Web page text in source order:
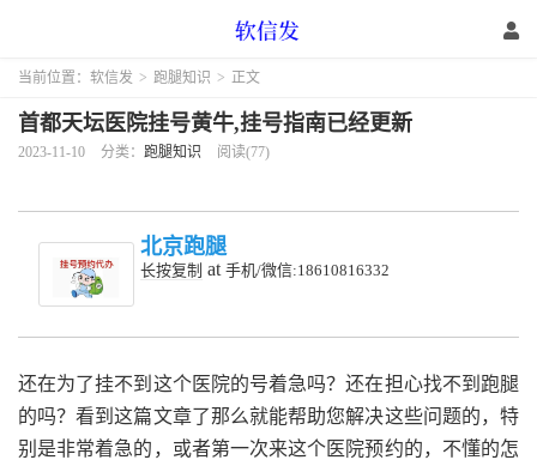
当前位置： 软信发 > 跑腿知识 > 正文
首都天坛医院挂号黄牛,挂号指南已经更新
2023-11-10 分类： 跑腿知识 阅读(77)
北京跑腿
长按复制 at 手机/微信:18610816332
还在为了挂不到这个医院的号着急吗？还在担心找不到跑腿
的吗？看到这篇文章了那么就能帮助您解决这些问题的，特
别是非常着急的，或者第一次来这个医院预约的，不懂的怎